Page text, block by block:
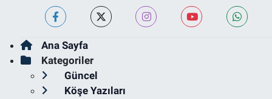
Ana Sayfa
Kategoriler
Güncel
Köşe Yazıları